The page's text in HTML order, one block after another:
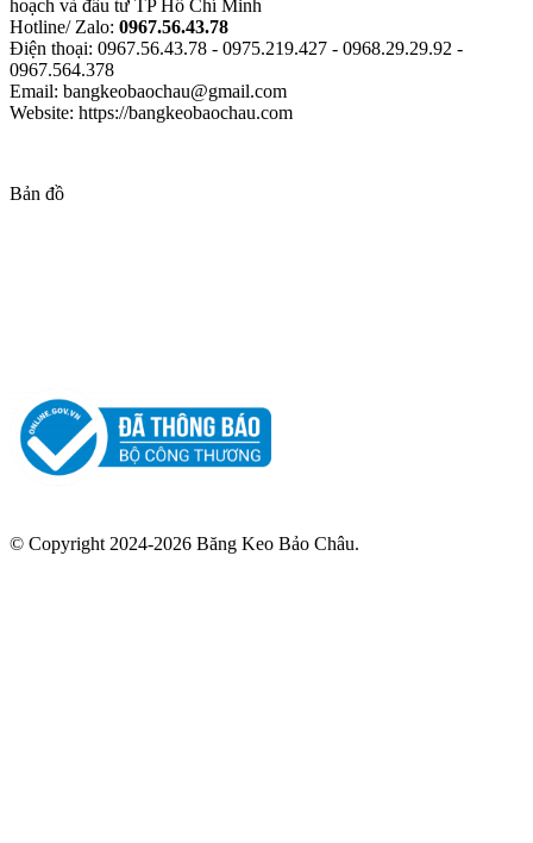
hoạch và đầu tư TP Hồ Chí Minh
Hotline/ Zalo: 0967.56.43.78
Điện thoại: 0967.56.43.78 - 0975.219.427 - 0968.29.29.92 -
0967.564.378
Email: bangkeobaochau@gmail.com
Website: https://bangkeobaochau.com
Bản đồ
© Copyright 2024-2026 Băng Keo Bảo Châu.